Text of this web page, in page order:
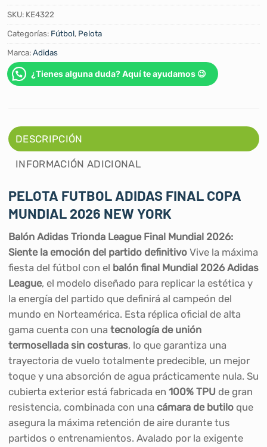
SKU: KE4322
Categorías: Fútbol, Pelota
Marca:Adidas
¿Tienes alguna duda? Aquí te ayudamos 😉
DESCRIPCIÓN
INFORMACIÓN ADICIONAL
PELOTA FUTBOL ADIDAS FINAL COPA
MUNDIAL 2026 NEW YORK
Balón Adidas Trionda League Final Mundial 2026:
Siente la emoción del partido definitivoVive la máxima
fiesta del fútbol con el balón final Mundial 2026 Adidas
League, el modelo diseñado para replicar la estética y
la energía del partido que definirá al campeón del
mundo en Norteamérica. Esta réplica oficial de alta
gama cuenta con una tecnología de unión
termosellada sin costuras, lo que garantiza una
trayectoria de vuelo totalmente predecible, un mejor
toque y una absorción de agua prácticamente nula. Su
cubierta exterior está fabricada en 100% TPU de gran
resistencia, combinada con una cámara de butiloque
asegura la máxima retención de aire durante tus
partidos o entrenamientos. Avalado por la exigente